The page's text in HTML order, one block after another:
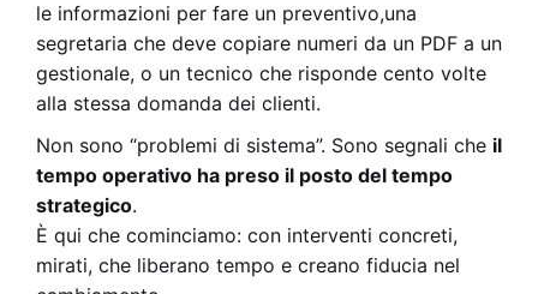
le informazioni per fare un preventivo,una
segretaria che deve copiare numeri da un PDF a un
gestionale, o un tecnico che risponde cento volte
alla stessa domanda dei clienti.
Non sono “problemi di sistema”. Sono segnali che il
tempo operativo ha preso il posto del tempo
strategico.
È qui che cominciamo: con interventi concreti,
mirati, che liberano tempo e creano fiducia nel